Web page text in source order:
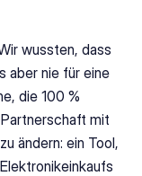
wussten, dass
aber nie für eine
die 100 %
mit
ändern: ein Tool,